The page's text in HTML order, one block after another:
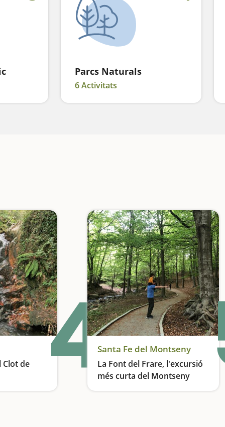
Parcs Naturals
6 Activitats
Clot de
Tota l'essència del Montseny en pocs quilòmetres 4Santa Fe del Montseny
La Font del Frare, l'excursió
més curta del Montseny
Ideal per fer en família i per infants que comencen a caminar